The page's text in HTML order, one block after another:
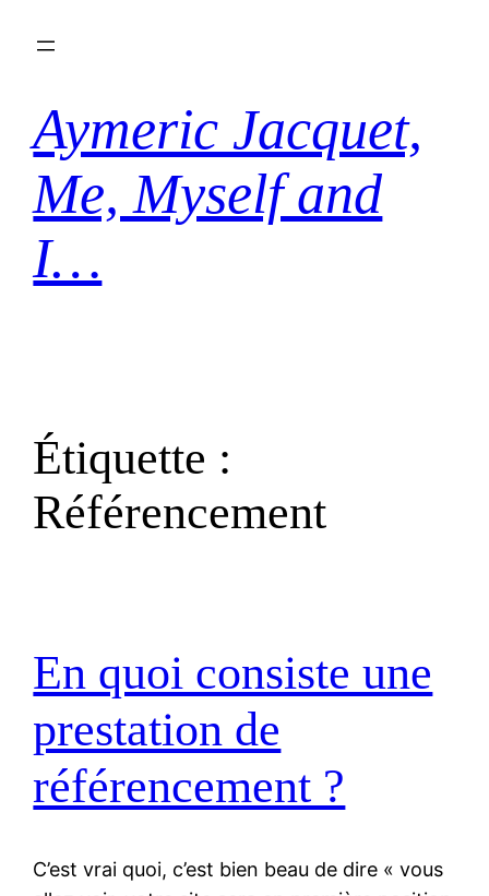
Aymeric Jacquet,
Me, Myself and
I…
Étiquette :
Référencement
En quoi consiste une
prestation de
référencement ?
C’est vrai quoi, c’est bien beau de dire « vous